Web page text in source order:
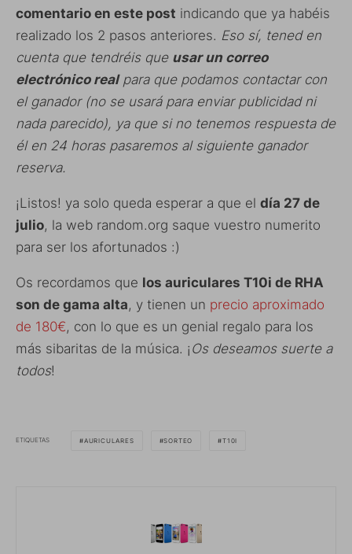
comentario en este post indicando que ya habéis
realizado los 2 pasos anteriores. Eso sí, tened en
cuenta que tendréis que usar un correo
electrónico realpara que podamos contactar con
el ganador (no se usará para enviar publicidad ni
nada parecido), ya que si no tenemos respuesta de
él en 24 horas pasaremos al siguiente ganador
reserva.
¡Listos! ya solo queda esperar a que el día 27 de
julio, la web random.org saque vuestro numerito
para ser los afortunados :)
Os recordamos que los auriculares T10i de RHA
son de gama alta, y tienen un precio aproximado
de 180€, con lo que es un genial regalo para los
más sibaritas de la música. ¡ Os deseamos suerte a
todos!
ETIQUETAS AURICULARES SORTEO T10I